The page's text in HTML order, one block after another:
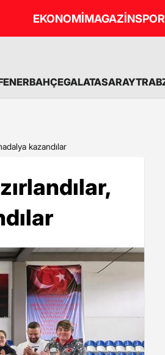
EKONOMİMAGAZİNSPOR
GALATASARAY
kazandılar